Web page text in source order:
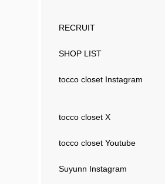
RECRUIT
SHOP LIST
tocco closet Instagram
tocco closet X
tocco closet Youtube
Suyunn Instagram